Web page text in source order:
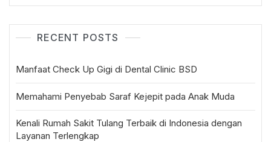
RECENT POSTS
Manfaat Check Up Gigi di Dental Clinic BSD
Memahami Penyebab Saraf Kejepit pada Anak Muda
Kenali Rumah Sakit Tulang Terbaik di Indonesia dengan
Layanan Terlengkap